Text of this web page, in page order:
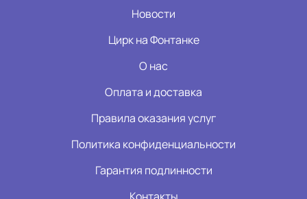
Новости
Цирк на Фонтанке
О нас
Оплата и доставка
Правила оказания услуг
Политика конфиденциальности
Гарантия подлинности